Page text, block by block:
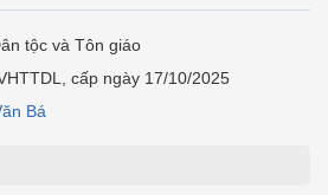
tộc và Tôn giáo
cấp ngày 17/10/2025
Bá